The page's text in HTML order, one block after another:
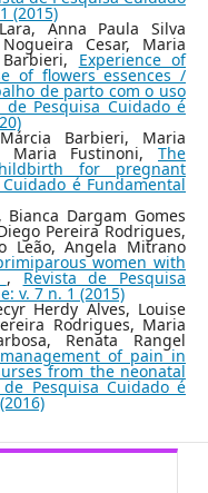
(2015)
Anna Paula Silva
Cesar, Maria
Experience of
of flowers essences /
de parto com o uso
de Pesquisa Cuidado é
Barbieri, Maria
Maria Fustinoni, The
for pregnant
é Fundamental
Dargam Gomes
Pereira Rodrigues,
Leão, Angela Mitrano
women with
,Revista de Pesquisa
v. 7 n. 1 (2015)
Herdy Alves, Louise
Rodrigues, Maria
Renata Rangel
of pain in
from the neonatal
de Pesquisa Cuidado é